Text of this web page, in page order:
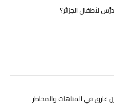
لأطفال الجزائر؟
غارق في المتاهات والمخاطر